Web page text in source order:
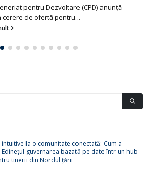
pentru Dezvoltare (CPD) anunţă
cerere de ofertă pentru...
la o comunitate conectată: Cum a
guvernarea bazată pe date într-un hub
tinerii din Nordul țării